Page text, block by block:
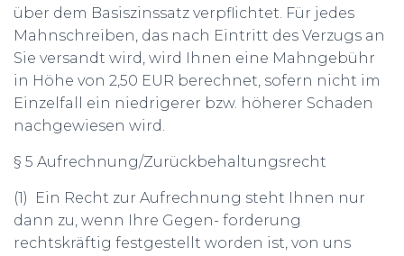
über dem Basiszinssatz verpflichtet. Für jedes
Mahnschreiben, das nach Eintritt des Verzugs an
Sie versandt wird, wird Ihnen eine Mahngebühr
in Höhe von 2,50 EUR berechnet, sofern nicht im
Einzelfall ein niedrigerer bzw. höherer Schaden
nachgewiesen wird.
§ 5 Aufrechnung/Zurückbehaltungsrecht
(1) Ein Recht zur Aufrechnung steht Ihnen nur
dann zu, wenn Ihre Gegen- forderung
rechtskräftig festgestellt worden ist, von uns